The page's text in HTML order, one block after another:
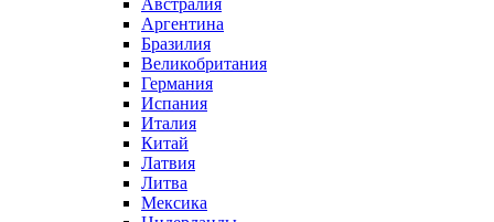
Австралия
Аргентина
Бразилия
Великобритания
Германия
Испания
Италия
Китай
Латвия
Литва
Мексика